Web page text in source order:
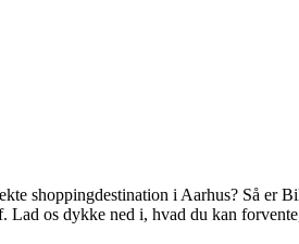
shoppingdestination i Aarhus? Så er
Lad os dykke ned i, hvad du kan